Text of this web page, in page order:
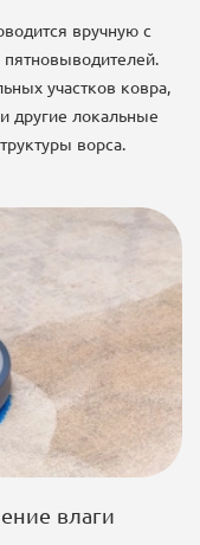
вручную с
участков ковра,
другие локальные
ворса.
влаги